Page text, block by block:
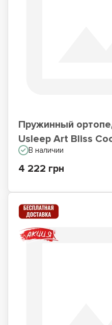
Пружинный
Usleep Art Bliss
В наличии
4 222 грн